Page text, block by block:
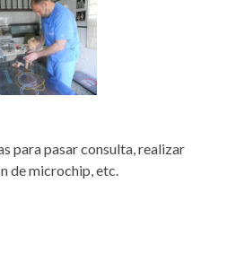
para pasar consulta, realizar
de microchip, etc.